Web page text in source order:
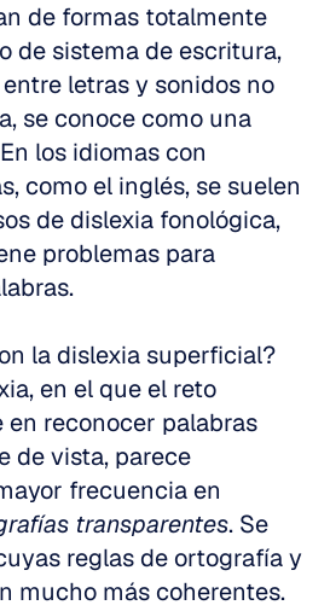
de formas totalmente
de sistema de escritura,
letras y sonidos no
los idiomas con
como el inglés, se suelen
de dislexia fonológica,
problemas para
la dislexia superficial?
en el que el reto
reconocer palabras
de vista, parece
frecuencia en
transparentes. Se
reglas de ortografía y
mucho más coherentes.